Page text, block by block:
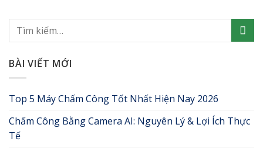
BÀI VIẾT MỚI
Top 5 Máy Chấm Công Tốt Nhất Hiện Nay 2026
Chấm Công Bằng Camera AI: Nguyên Lý & Lợi Ích Thực
Tế